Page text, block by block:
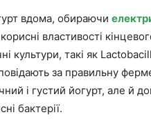
вдома, обираючи
властивості
культури, такі як
за правильну
і густий йогурт, але й
бактерії.